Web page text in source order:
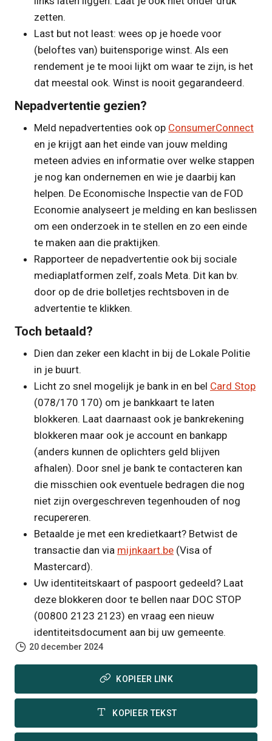
zetten.
Last but not least: wees op je hoede voor
(beloftes van) buitensporige winst. Als een
rendement je te mooi lijkt om waar te zijn, is het
dat meestal ook. Winst is nooit gegarandeerd.
Nepadvertentie gezien?
Meld nepadvertenties ook op ConsumerConnect
en je krijgt aan het einde van jouw melding
meteen advies en informatie over welke stappen
je nog kan ondernemen en wie je daarbij kan
helpen. De Economische Inspectie van de FOD
Economie analyseert je melding en kan beslissen
om een onderzoek in te stellen en zo een einde
te maken aan die praktijken.
Rapporteer de nepadvertentie ook bij sociale
mediaplatformen zelf, zoals Meta. Dit kan bv.
door op de drie bolletjes rechtsboven in de
advertentie te klikken.
Toch betaald?
Dien dan zeker een klacht in bij de Lokale Politie
in je buurt.
Licht zo snel mogelijk je bank in en bel Card Stop
(078/170 170) om je bankkaart te laten
blokkeren. Laat daarnaast ook je bankrekening
blokkeren maar ook je account en bankapp
(anders kunnen de oplichters geld blijven
afhalen). Door snel je bank te contacteren kan
die misschien ook eventuele bedragen die nog
niet zijn overgeschreven tegenhouden of nog
recupereren.
Betaalde je met een kredietkaart? Betwist de
transactie dan via mijnkaart.be (Visa of
Mastercard).
Uw identiteitskaart of paspoort gedeeld? Laat
deze blokkeren door te bellen naar DOC STOP
(00800 2123 2123) en vraag een nieuw
identiteitsdocument aan bij uw gemeente.
20 december 2024
KOPIEER LINK
KOPIEER TEKST